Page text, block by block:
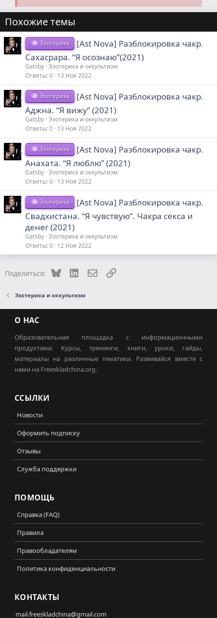
Похожие темы
Эзотерика
[Ast Nova] Разблокировка чакр.
Сахасрара. “Я осознаю”(2021)
Gatsby Эзотерика и оккультизм
Ответы 0 13 Ноя 2022
Эзотерика
[Ast Nova] Разблокировка чакр.
Аджна. “Я вижу” (2021)
Gatsby Эзотерика и оккультизм
Ответы 0 13 Ноя 2022
Эзотерика
[Ast Nova] Разблокировка чакр.
Анахата. “Я люблю” (2021)
Gatsby Эзотерика и оккультизм
Ответы 0 13 Ноя 2022
Эзотерика
[Ast Nova] Разблокировка чакр.
Свадхистана. “Я чувствую”. Чакра секса и
денег (2021)
Gatsby Эзотерика и оккультизм
Ответы 0 12 Ноя 2022
Поделиться: Bluesky LinkedInЭлектронная почта
Ссылка
Эзотерика и оккультизм
О НАС
Образовательная площадка с информационными
продуктами. Курсы, тренинги, книги, уроки, гайды,
материалы на различные тематики. Развивайся вместе с
нами на Freeskladchina.org.
ССЫЛКИ
Новости
Оформить подписку
Отзывы
Служба поддержки
ПОМОЩЬ
Справка (FAQ)
Правила
Правообладателям
Политика конфиденциальности
КОНТАКТЫ
mail.freeskladchina@gmail.com